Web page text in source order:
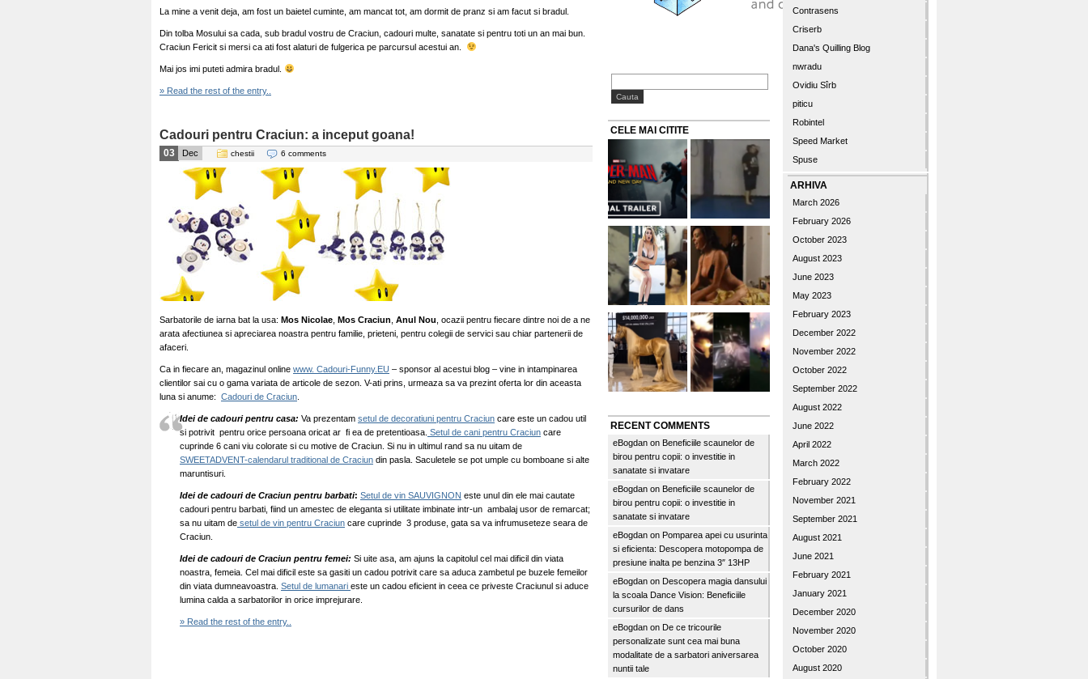
La mine a venit deja, am fost un baietel cuminte, am mancat tot, am dormit de pranz si am facut si bradul.
Din tolba Mosului sa cada, sub bradul vostru de Craciun, cadouri multe, sanatate si pentru toti un an mai bun.
Craciun Fericit si mersi ca ati fost alaturi de fulgerica pe parcursul acestui an.
Mai jos imi puteti admira bradul.
» Read the rest of the entry..
Cadouri pentru Craciun: a inceput goana!
03 Dec chestii 6 comments
Sarbatorile de iarna bat la usa: Mos Nicolae Mos Craciun Anul Nou , ocazii pentru fiecare dintre noi de a ne
arata afectiunea si apreciarea noastra pentru familie, prieteni, pentru colegii de servici sau chiar partenerii de
afaceri.
Ca in fiecare an, magazinul online www. Cadouri-Funny.EU – sponsor al acestui blog – vine in intampinarea
clientilor sai cu o gama variata de articole de sezon. V-ati prins, urmeaza sa va prezint oferta lor din aceasta
luna si anume: Cadouri de Craciun
Idei de cadouri pentru casa: Va prezentam setul de decoratiuni pentru Craciun care este un cadou util
si potrivit pentru orice persoana oricat ar fi ea de pretentioasa. Setul de cani pentru Craciun care
cuprinde 6 cani viu colorate si cu motive de Craciun. Si nu in ultimul rand sa nu uitam de
SWEETADVENT-calendarul traditional de Craciun din pasla. Saculetele se pot umple cu bomboane si alte
maruntisuri.
Idei de cadouri de Craciun pentru barbati: Setul de vin SAUVIGNON este unul din ele mai cautate
cadouri pentru barbati, fiind un amestec de eleganta si utilitate imbinate intr-un ambalaj usor de remarcat;
sa nu uitam de setul de vin pentru Craciun care cuprinde 3 produse, gata sa va infrumuseteze seara de
Craciun.
Idei de cadouri de Craciun pentru femei: Si uite asa, am ajuns la capitolul cel mai dificil din viata
noastra, femeia. Cel mai dificil este sa gasiti un cadou potrivit care sa aduca zambetul pe buzele femeilor
din viata dumneavoastra. Setul de lumanari este un cadou eficient in ceea ce priveste Craciunul si aduce
lumina calda a sarbatorilor in orice imprejurare.
» Read the rest of the entry..
CELE MAI CITITE
RECENT COMMENTS
eBogdan on Beneficiile scaunelor de
birou pentru copii: o investitie in
sanatate si invatare
eBogdan on Beneficiile scaunelor de
birou pentru copii: o investitie in
sanatate si invatare
eBogdan on Pomparea apei cu usurinta
si eficienta: Descopera motopompa de
presiune inalta pe benzina 3″ 13HP
eBogdan on Descopera magia dansului
la scoala Dance Vision: Beneficiile
cursurilor de dans
eBogdan on De ce tricourile
personalizate sunt cea mai buna
modalitate de a sarbatori aniversarea
nuntii tale
Contrasens
Criserb
Dana's Quilling Blog
nwradu
Ovidiu Sîrb
piticu
Robintel
Speed Market
Spuse
ARHIVA
March 2026
February 2026
October 2023
August 2023
June 2023
May 2023
February 2023
December 2022
November 2022
October 2022
September 2022
August 2022
June 2022
April 2022
March 2022
February 2022
November 2021
September 2021
August 2021
June 2021
February 2021
January 2021
December 2020
November 2020
October 2020
August 2020